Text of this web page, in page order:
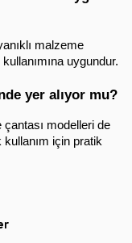
malzeme
uygundur.
yer alıyor mu?
modelleri de
için pratik